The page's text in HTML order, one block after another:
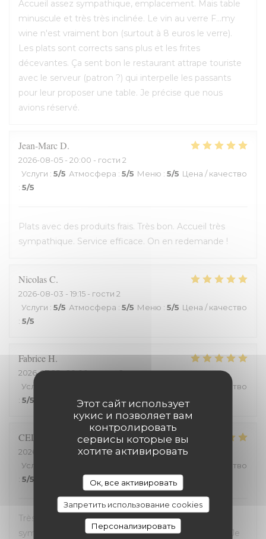
Этот сайт использует
кукис и позволяет вам
контролировать
сервисы которые вы
хотите активировать
Ок, все активировать
Запретить использование cookies
Персонализировать
Accueil assez sympathique, emplacement. Mais table
minuscule et très très inclinée. Le vin au verre F...my
wine n'est vraiment bon (surtout à 8 euros le verre).
Les plats sont corrects sans plus et les frites
décevantes. Ça sent bon le restaurant attrape touriste
avec le serveur (patron ?) qui interpelle les passants
pour leur proposer une table. Je précise que nous
avions réservé.
Jean-MarcD
2026-08-05 - 20:00 - гости 2
Услуги : 5/5 Атмосфера : 5/5 Меню : 5/5 Цена / качество
: 5/5
Plats avec des produits frais. Très bon. Accueil très
sympathique. Service efficace. On en redemande !
NicolasC
2026-08-03 - 19:15 - гости 2
Услуги : 5/5 Атмосфера : 5/5 Меню : 5/5 Цена / качество
: 5/5
FabriceH
2026-07-25- 20:00 - гости 2
Услуги
Цена / качество
: 5/5
CELINE
2026-07-23
- 19:45 - гости 2
Услуги
Цена / качество
: 5/5
Très bon restaurant, service extrêmement
sympathique, coup de coeur pour le welsh revisité. Je